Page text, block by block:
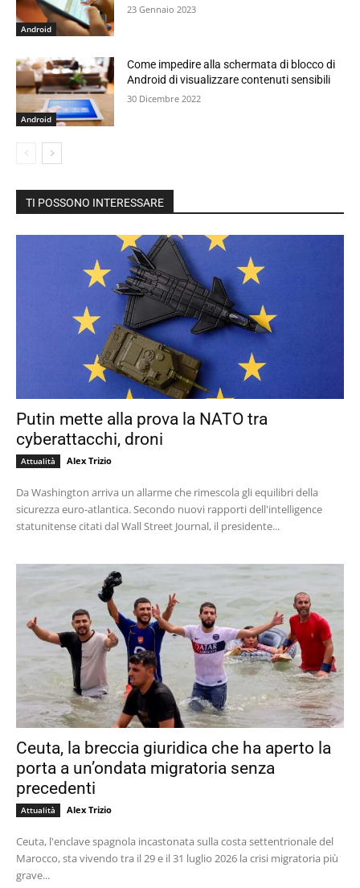
Android
23 Gennaio 2023
Android
Come impedire alla schermata di blocco di
Android di visualizzare contenuti sensibili
30 Dicembre 2022
TI POSSONO INTERESSARE
Putin mette alla prova la NATO tra
cyberattacchi, droni
Attualità Alex Trizio
Da Washington arriva un allarme che rimescola gli equilibri della
sicurezza euro-atlantica. Secondo nuovi rapporti dell'intelligence
statunitense citati dal Wall Street Journal, il presidente...
Ceuta, la breccia giuridica che ha aperto la
porta a un’ondata migratoria senza
precedenti
Attualità Alex Trizio
Ceuta, l'enclave spagnola incastonata sulla costa settentrionale del
Marocco, sta vivendo tra il 29 e il 31 luglio 2026 la crisi migratoria più
grave...